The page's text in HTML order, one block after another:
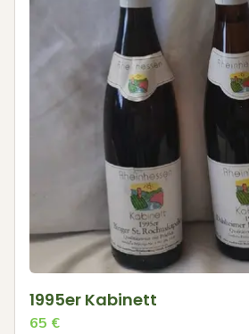
1995er Kabinett
65 €